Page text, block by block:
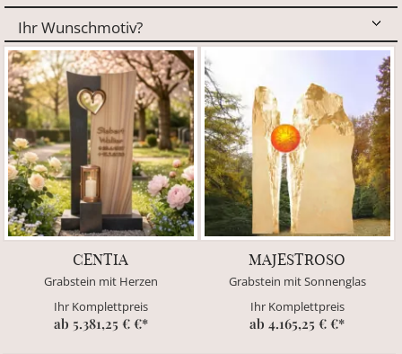
CENTIA
Grabstein mit Herzen
Ihr Komplettpreis
ab 5.381,25 € €*
MAJESTROSO
Grabstein mit Sonnenglas
Ihr Komplettpreis
ab 4.165,25 € €*